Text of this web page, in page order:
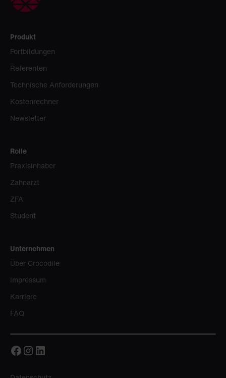
Produkt
Fortbildungen
Referenten
Technische Anforderungen
Kostenrechner
Newsletter
Rolle
Praxisinhaber
Zahnarzt
ZFA
Student
Unternehmen
Über Crocodile
Impressum
Karriere
FAQ